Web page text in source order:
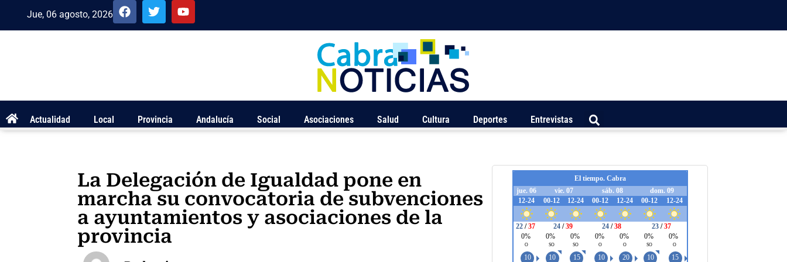
Jue, 06 agosto, 2026
Actualidad Local Provincia Andalucía Social Asociaciones Salud Cultura Deportes Entrevistas
La Delegación de Igualdad pone en
marcha su convocatoria de subvenciones
a ayuntamientos y asociaciones de la
provincia